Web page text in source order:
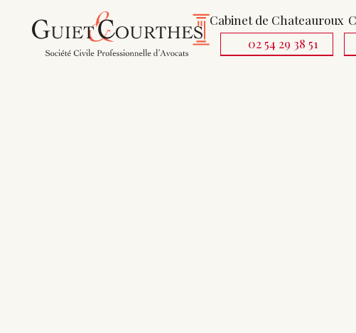
Cabinet de Chateauroux
02 54 29 38 51